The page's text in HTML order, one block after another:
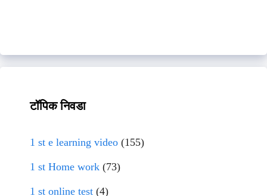
टॉपिक निवडा
1 st e learning video (155)
1 st Home work (73)
1 st online test (4)